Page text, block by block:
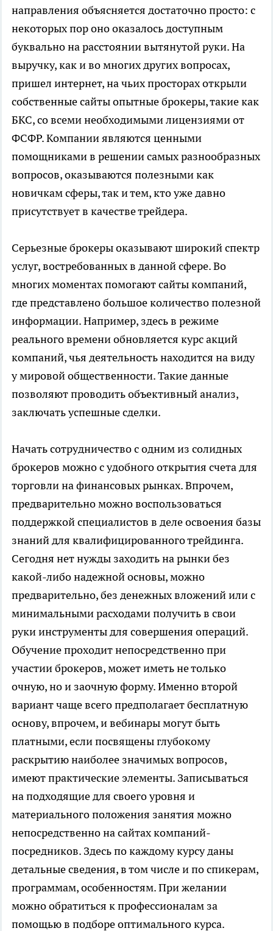
направления объясняется достаточно просто: с
некоторых пор оно оказалось доступным
буквально на расстоянии вытянутой руки. На
выручку, как и во многих других вопросах,
пришел интернет, на чьих просторах открыли
собственные сайты опытные брокеры, такие как
БКС, со всеми необходимыми лицензиями от
ФСФР. Компании являются ценными
помощниками в решении самых разнообразных
вопросов, оказываются полезными как
новичкам сферы, так и тем, кто уже давно
присутствует в качестве трейдера.
Серьезные брокеры оказывают широкий спектр
услуг, востребованных в данной сфере. Во
многих моментах помогают сайты компаний,
где представлено большое количество полезной
информации. Например, здесь в режиме
реального времени обновляется курс акций
компаний, чья деятельность находится на виду
у мировой общественности. Такие данные
позволяют проводить объективный анализ,
заключать успешные сделки.
Начать сотрудничество с одним из солидных
брокеров можно с удобного открытия счета для
торговли на финансовых рынках. Впрочем,
предварительно можно воспользоваться
поддержкой специалистов в деле освоения базы
знаний для квалифицированного трейдинга.
Сегодня нет нужды заходить на рынки без
какой-либо надежной основы, можно
предварительно, без денежных вложений или с
минимальными расходами получить в свои
руки инструменты для совершения операций.
Обучение проходит непосредственно при
участии брокеров, может иметь не только
очную, но и заочную форму. Именно второй
вариант чаще всего предполагает бесплатную
основу, впрочем, и вебинары могут быть
платными, если посвящены глубокому
раскрытию наиболее значимых вопросов,
имеют практические элементы. Записываться
на подходящие для своего уровня и
материального положения занятия можно
непосредственно на сайтах компаний-
посредников. Здесь по каждому курсу даны
детальные сведения, в том числе и по спикерам,
программам, особенностям. При желании
можно обратиться к профессионалам за
помощью в подборе оптимального курса.